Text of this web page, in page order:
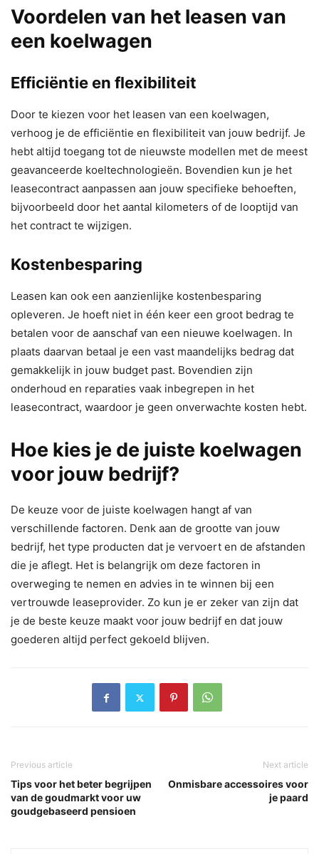
Voordelen van het leasen van
een koelwagen
Efficiëntie en flexibiliteit
Door te kiezen voor het leasen van een koelwagen,
verhoog je de efficiëntie en flexibiliteit van jouw bedrijf. Je
hebt altijd toegang tot de nieuwste modellen met de meest
geavanceerde koeltechnologieën. Bovendien kun je het
leasecontract aanpassen aan jouw specifieke behoeften,
bijvoorbeeld door het aantal kilometers of de looptijd van
het contract te wijzigen.
Kostenbesparing
Leasen kan ook een aanzienlijke kostenbesparing
opleveren. Je hoeft niet in één keer een groot bedrag te
betalen voor de aanschaf van een nieuwe koelwagen. In
plaats daarvan betaal je een vast maandelijks bedrag dat
gemakkelijk in jouw budget past. Bovendien zijn
onderhoud en reparaties vaak inbegrepen in het
leasecontract, waardoor je geen onverwachte kosten hebt.
Hoe kies je de juiste koelwagen
voor jouw bedrijf?
De keuze voor de juiste koelwagen hangt af van
verschillende factoren. Denk aan de grootte van jouw
bedrijf, het type producten dat je vervoert en de afstanden
die je aflegt. Het is belangrijk om deze factoren in
overweging te nemen en advies in te winnen bij een
vertrouwde leaseprovider. Zo kun je er zeker van zijn dat
je de beste keuze maakt voor jouw bedrijf en dat jouw
goederen altijd perfect gekoeld blijven.
Previous article
Tips voor het beter begrijpen
van de goudmarkt voor uw
goudgebaseerd pensioen
Next article
Onmisbare accessoires voor
je paard